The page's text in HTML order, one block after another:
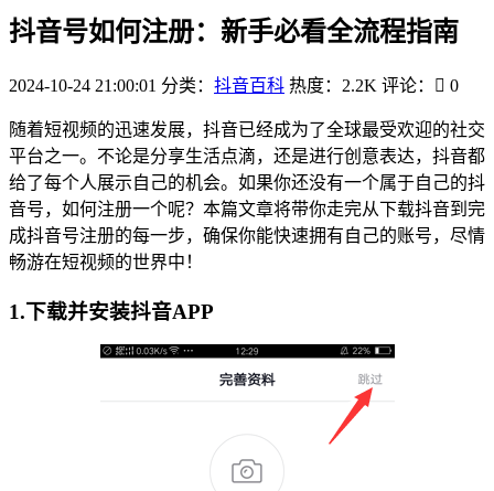
抖音号如何注册：新手必看全流程指南
2024-10-24 21:00:01 分类： 抖音百科 热度：2.2K 评论： 0
随着短视频的迅速发展，抖音已经成为了全球最受欢迎的社交
平台之一。不论是分享生活点滴，还是进行创意表达，抖音都
给了每个人展示自己的机会。如果你还没有一个属于自己的抖
音号，如何注册一个呢？本篇文章将带你走完从下载抖音到完
成抖音号注册的每一步，确保你能快速拥有自己的账号，尽情
畅游在短视频的世界中！
1.下载并安装抖音APP